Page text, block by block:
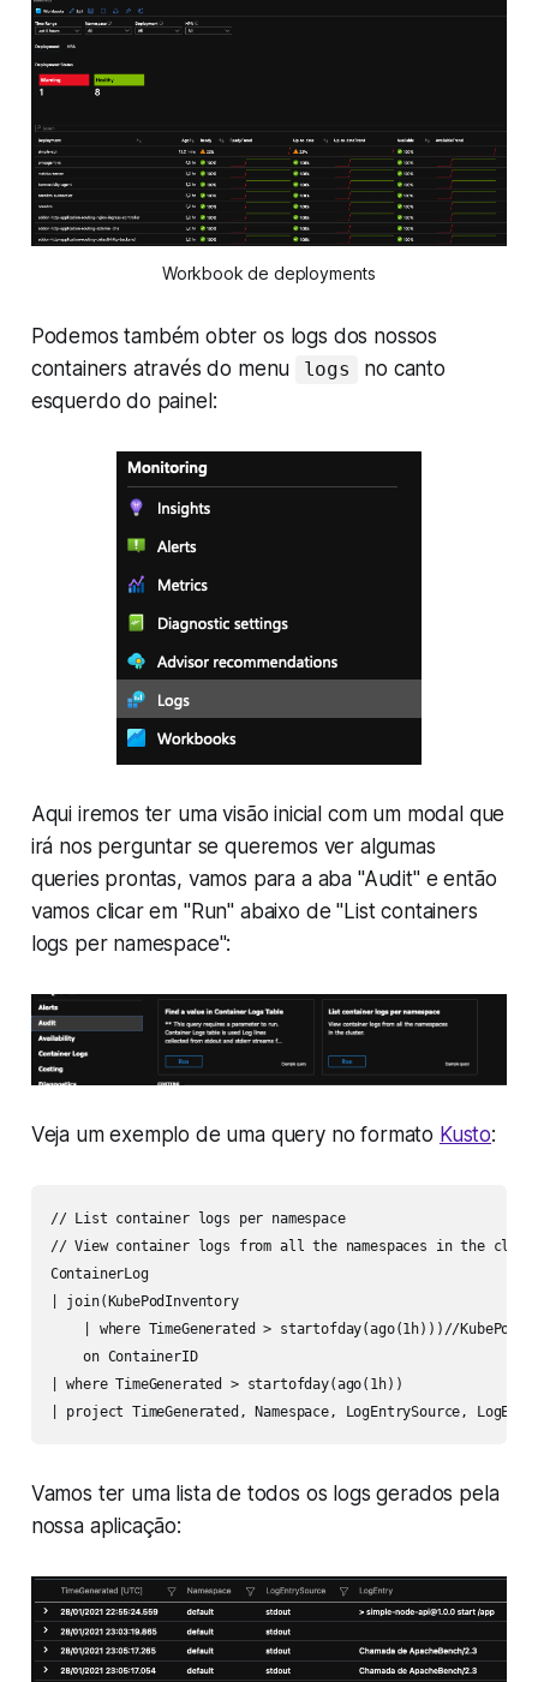
Workbook de deployments
Podemos também obter os logs dos nossos
containers através do menu
logs
no canto
esquerdo do painel:
Aqui iremos ter uma visão inicial com um modal que
irá nos perguntar se queremos ver algumas
queries prontas, vamos para a aba "Audit" e então
vamos clicar em "Run" abaixo de "List containers
logs per namespace":
Veja um exemplo de uma query no formato Kusto:
// List container logs per namespace
// View container logs from all the namespaces in the
ContainerLog
| join(KubePodInventory
| where TimeGenerated > startofday(ago(1h)))//
    on ContainerID
| where TimeGenerated > startofday(ago(1h))
| project TimeGenerated, Namespace, LogEntrySource,
Vamos ter uma lista de todos os logs gerados pela
nossa aplicação: